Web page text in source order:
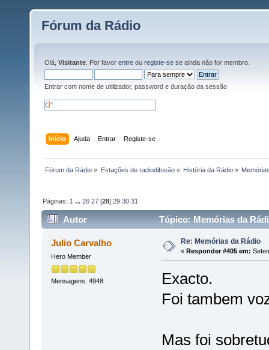
Fórum da Rádio
Olá, Visitante . Por favor entre ou registe-se se ainda não for membro.
Entrar com nome de utilizador, password e duração da sessão
Início Ajuda Entrar Registe-se
Fórum da Rádio » Estações de radiodifusão» História da Rádio»
Páginas: 1 ...26 27 [28]29 30 31
Autor Tópico: Memórias da
Julio Carvalho
Hero Member
Mensagens: 4948
Re: Memórias da Rádio
« Responder #405 em:
Exacto.
Foi tambem
Mas foi